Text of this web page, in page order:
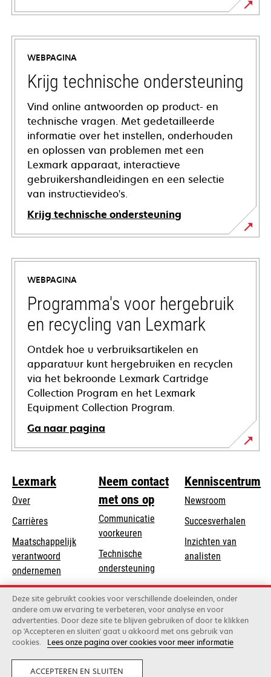
WEBPAGINA
Krijg technische ondersteuning
Vind online antwoorden op product- en
technische vragen. Met gedetailleerde
informatie over het instellen, onderhouden
en oplossen van problemen met een
Lexmark apparaat, interactieve
gebruikershandleidingen en een selectie
van instructievideo's.
Krijg technische ondersteuning
opens
in
new
tab
WEBPAGINA
Programma's voor hergebruik
en recycling van Lexmark
Ontdek hoe u verbruiksartikelen en
apparatuur kunt hergebruiken en recyclen
via het bekroonde Lexmark Cartridge
Collection Program en het Lexmark
Equipment Collection Program.
Ga naar pagina
Lexmark
Over
Carrières
Maatschappelijk
verantwoord
ondernemen
in
a
new
tab
Duurzaamheid
Lexmark Partners
Neem contact
met ons op
Communicatie
voorkeuren
Technische
ondersteuningopens
in
a
new
tab
Product registratie
Vind een dealer
Kenniscentrum
Newsroom
Succesverhalen
Inzichten van
analisten
Lexmark International, Inc., een bedrijf van Xerox
©2026 Alle rechten voorbehouden.
Legaal Privacy
Deze site gebruikt cookies voor verschillende doeleinden, onder
andere om uw ervaring te verbeteren, voor analyse en voor
advertenties. Door deze site te blijven gebruiken of door te klikken
op 'Accepteren en sluiten' gaat u akkoord met ons gebruik van
cookies.
Lees onze pagina over cookies voor meer informatie
ACCEPTEREN EN SLUITEN